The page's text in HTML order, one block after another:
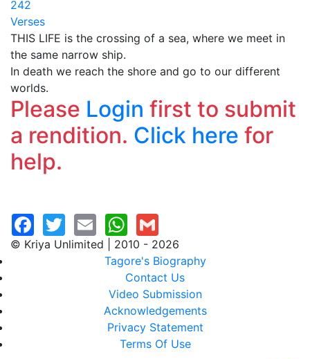
242
Verses
THIS LIFE is the crossing of a sea, where we meet in
the same narrow ship.
In death we reach the shore and go to our different
worlds.
Please Login first to submit
a rendition. Click here for
help.
© Kriya Unlimited | 2010 - 2026
Tagore's Biography
Contact Us
Video Submission
Acknowledgements
Privacy Statement
Terms Of Use